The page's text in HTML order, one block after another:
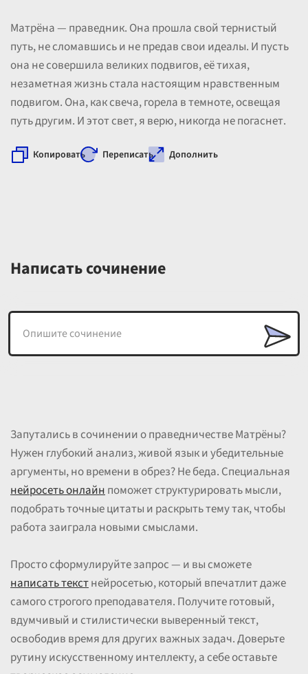
Матрёна — праведник. Она прошла свой тернистый
путь, не сломавшись и не предав свои идеалы. И пусть
она не совершила великих подвигов, её тихая,
незаметная жизнь стала настоящим нравственным
подвигом. Она, как свеча, горела в темноте, освещая
путь другим. И этот свет, я верю, никогда не погаснет.
Копировать Переписать Дополнить
Написать сочинение
Запутались в сочинении о праведничестве Матрёны?
Нужен глубокий анализ, живой язык и убедительные
аргументы, но времени в обрез? Не беда. Специальная
нейросеть онлайнпоможет структурировать мысли,
подобрать точные цитаты и раскрыть тему так, чтобы
работа заиграла новыми смыслами.
Просто сформулируйте запрос — и вы сможете
написать текстнейросетью, который впечатлит даже
самого строгого преподавателя. Получите готовый,
вдумчивый и стилистически выверенный текст,
освободив время для других важных задач. Доверьте
рутину искусственному интеллекту, а себе оставьте